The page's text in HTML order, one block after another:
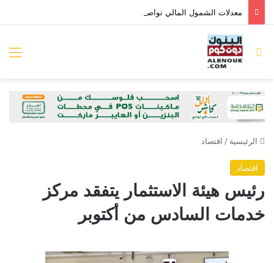
بحث عن
الرئيسية / اقتصاد
اقتصاد
رئيس هيئة الاستثمار يتفقد مركز
خدمات السادس من أكتوبر